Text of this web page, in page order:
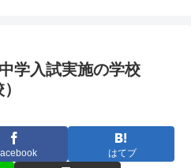
学入試実施の学校
はてブ